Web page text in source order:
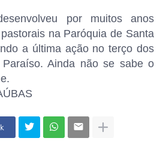
por muitos anos
na Paróquia de Santa
a última ação no terço dos
Ainda não se sabe o